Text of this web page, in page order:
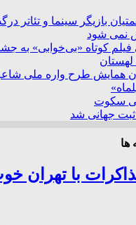
بازیگر سینما و تئاتر
نمی شود
فیلم کوتاه «بی‌خوابی» به
لهستان
همایش طرح واره ملی
سکوت
ثبت جهانی شد
ها
با تهران